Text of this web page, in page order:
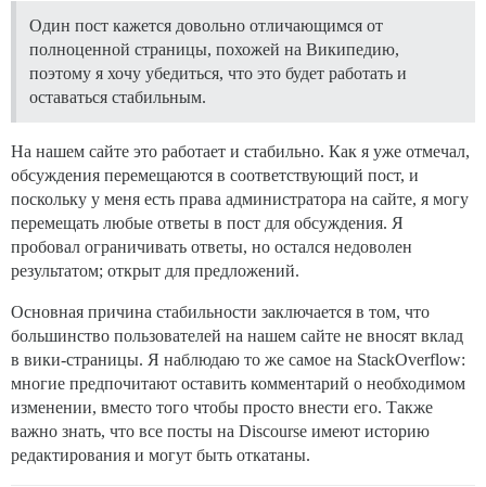
Один пост кажется довольно отличающимся от
полноценной страницы, похожей на Википедию,
поэтому я хочу убедиться, что это будет работать и
оставаться стабильным.
На нашем сайте это работает и стабильно. Как я уже отмечал,
обсуждения перемещаются в соответствующий пост, и
поскольку у меня есть права администратора на сайте, я могу
перемещать любые ответы в пост для обсуждения. Я
пробовал ограничивать ответы, но остался недоволен
результатом; открыт для предложений.
Основная причина стабильности заключается в том, что
большинство пользователей на нашем сайте не вносят вклад
в вики-страницы. Я наблюдаю то же самое на StackOverflow:
многие предпочитают оставить комментарий о необходимом
изменении, вместо того чтобы просто внести его. Также
важно знать, что все посты на Discourse имеют историю
редактирования и могут быть откатаны.